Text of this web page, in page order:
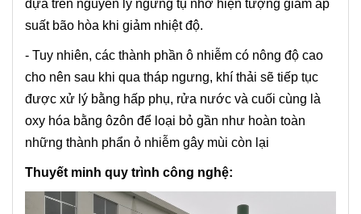
dựa trên nguyên lý ngưng tụ nhờ hiện tượng giảm áp
suất bão hòa khi giảm nhiệt độ.
- Tuy nhiên, các thành phần ô nhiễm có nông độ cao
cho nên sau khi qua tháp ngưng, khí thải sẽ tiếp tục
được xử lý bằng hấp phụ, rửa nước và cuối cùng là
oxy hóa bằng ôzôn để loại bỏ gần như hoàn toàn
những thành phẩn ỏ nhiễm gây mùi còn lại
Thuyết minh quy trình công nghệ: